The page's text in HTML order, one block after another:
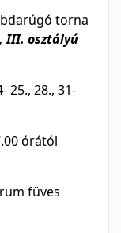
torna
III. osztályú
25., 28., 31-
órától
füves